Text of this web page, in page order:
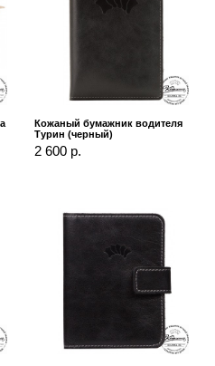
Кожаный бумажник водителя
Турин (черный)
2 600 р.